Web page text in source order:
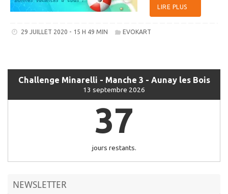
LIRE PLUS
29 JUILLET 2020 - 15 H 49 MIN EVOKART
Challenge Minarelli - Manche 3 - Aunay les Bois
13 septembre 2026
37
jours restants.
NEWSLETTER